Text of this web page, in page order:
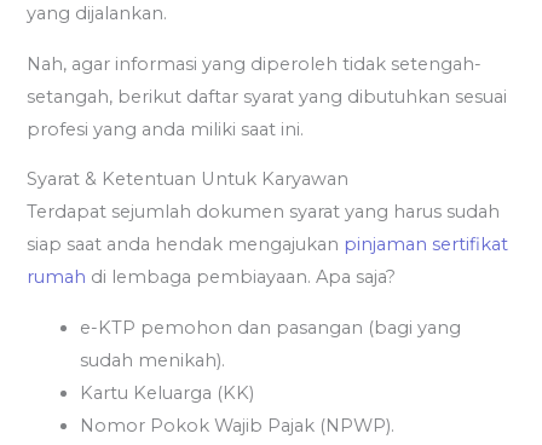
yang dijalankan.
Nah, agar informasi yang diperoleh tidak setengah-
setangah, berikut daftar syarat yang dibutuhkan sesuai
profesi yang anda miliki saat ini.
Syarat & Ketentuan Untuk Karyawan
Terdapat sejumlah dokumen syarat yang harus sudah
siap saat anda hendak mengajukan pinjaman sertifikat
rumah di lembaga pembiayaan. Apa saja?
e-KTP pemohon dan pasangan (bagi yang
sudah menikah).
Kartu Keluarga (KK)
Nomor Pokok Wajib Pajak (NPWP).